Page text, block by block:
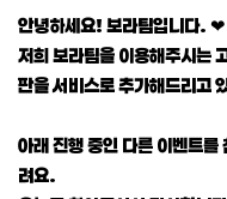
본문
안녕하세요! 보라팀입니다. ❤
저희 보라팀을 이용해주시는
판을 서비스로 추가해드리고
아래 진행 중인 다른 이벤트를
려요.